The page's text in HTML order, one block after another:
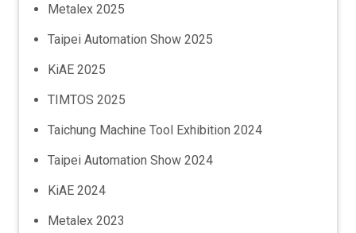
Metalex 2025
Taipei Automation Show 2025
KiAE 2025
TIMTOS 2025
Taichung Machine Tool Exhibition 2024
Taipei Automation Show 2024
KiAE 2024
Metalex 2023